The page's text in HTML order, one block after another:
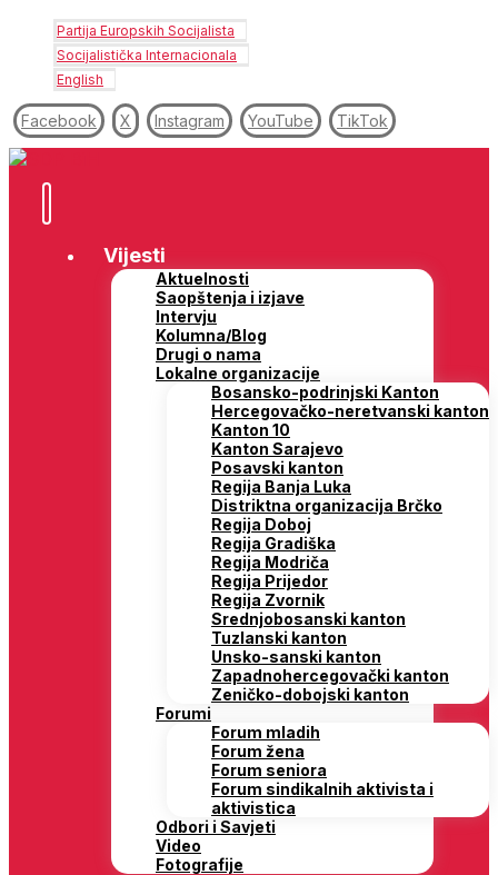
Partija Europskih Socijalista
Socijalistička Internacionala
English
Facebook X Instagram YouTube TikTok
Vijesti
Aktuelnosti
Saopštenja i izjave
Intervju
Kolumna/Blog
Drugi o nama
Lokalne organizacije
Bosansko-podrinjski Kanton
Hercegovačko-neretvanski kanton
Kanton 10
Kanton Sarajevo
Posavski kanton
Regija Banja Luka
Distriktna organizacija Brčko
Regija Doboj
Regija Gradiška
Regija Modriča
Regija Prijedor
Regija Zvornik
Srednjobosanski kanton
Tuzlanski kanton
Unsko-sanski kanton
Zapadnohercegovački kanton
Zeničko-dobojski kanton
Forumi
Forum mladih
Forum žena
Forum seniora
Forum sindikalnih aktivista i
aktivistica
Odbori i Savjeti
Video
Fotografije